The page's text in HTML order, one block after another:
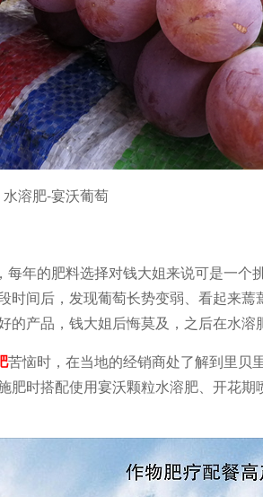
水溶肥-宴沃葡萄
年的肥料选择对钱大姐来说可是一个
间后，发现葡萄长势变弱、看起来
产品，钱大姐后悔莫及，之后在水溶
苦恼时，在当地的经销商处了解到里贝
肥时搭配使用宴沃颗粒水溶肥、开花